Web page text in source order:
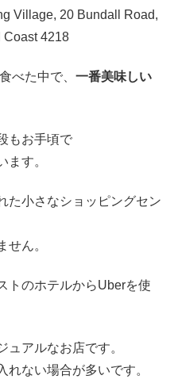
Village, 20 Bundall Road,
Coast 4218
べた中で、 一番美味しい
もお手頃で
ます。
た小さなショッピングセン
せん。
トのホテルからUberを使
ュアルなお店です。
ない場合が多いです。